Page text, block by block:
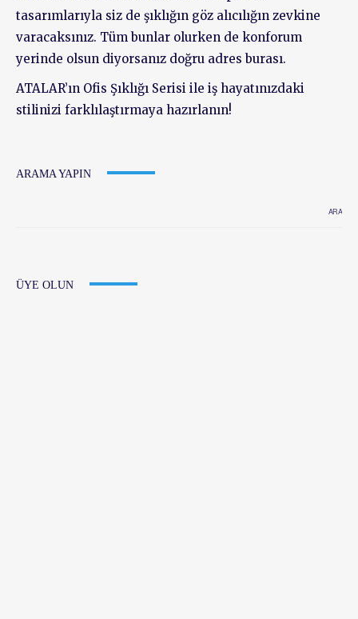
tasarımlarıyla siz de şıklığın göz alıcılığın zevkine
varacaksınız. Tüm bunlar olurken de konforum
yerinde olsun diyorsanız doğru adres burası.
ATALAR’ın Ofis Şıklığı Serisi ile iş hayatınızdaki
stilinizi farklılaştırmaya hazırlanın!
ARAMA YAPIN
ÜYE OLUN